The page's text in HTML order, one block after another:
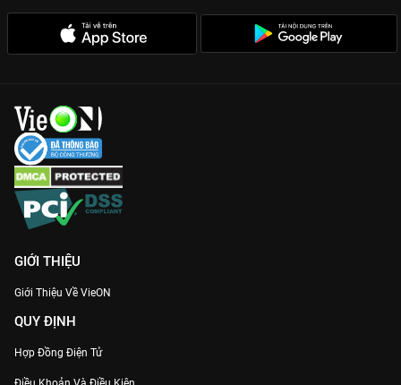
GIỚI THIỆU
Giới Thiệu Về VieON
QUY ĐỊNH
Hợp Đồng Điện Tử